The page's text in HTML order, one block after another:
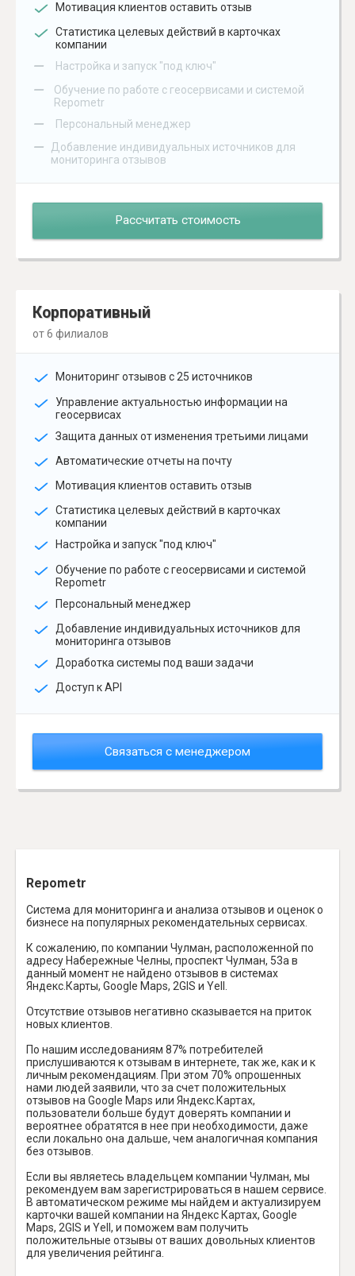
Мотивация клиентов оставить отзыв
Статистика целевых действий в карточках
компании
– Настройка и запуск "под ключ"
–
Обучение по работе с геосервисами и системой
Repometr
– Персональный менеджер
–
Добавление индивидуальных источников для
мониторинга отзывов
Рассчитать стоимость
Корпоративный
от 6 филиалов
Мониторинг отзывов с 25 источников
Управление актуальностью информации на
геосервисах
Защита данных от изменения третьими лицами
Автоматические отчеты на почту
Мотивация клиентов оставить отзыв
Статистика целевых действий в карточках
компании
Настройка и запуск "под ключ"
Обучение по работе с геосервисами и системой
Repometr
Персональный менеджер
Добавление индивидуальных источников для
мониторинга отзывов
Доработка системы под ваши задачи
Доступ к API
Связаться с менеджером
Repometr
Система для мониторинга и анализа отзывов и оценок о
бизнесе на популярных рекомендательных сервисах.
К сожалению, по компании Чулман, расположенной по
адресу Набережные Челны, проспект Чулман, 53а в
данный момент не найдено отзывов в системах
Яндекс.Карты, Google Maps, 2GIS и Yell.
Отсутствие отзывов негативно сказывается на приток
новых клиентов.
По нашим исследованиям 87% потребителей
прислушиваются к отзывам в интернете, так же, как и к
личным рекомендациям. При этом 70% опрошенных
нами людей заявили, что за счет положительных
отзывов на Google Maps или Яндекс.Картах,
пользователи больше будут доверять компании и
вероятнее обратятся в нее при необходимости, даже
если локально она дальше, чем аналогичная компания
без отзывов.
Если вы являетесь владельцем компании Чулман, мы
рекомендуем вам зарегистрироваться в нашем сервисе.
В автоматическом режиме мы найдем и актуализируем
карточки вашей компании на Яндекс Картах, Google
Maps, 2GIS и Yell, и поможем вам получить
положительные отзывы от ваших довольных клиентов
для увеличения рейтинга.